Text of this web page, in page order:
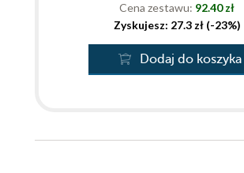
Cena zestawu: 92.40 zł
Zyskujesz: 27.3 zł (-23%)
Dodaj do koszyka